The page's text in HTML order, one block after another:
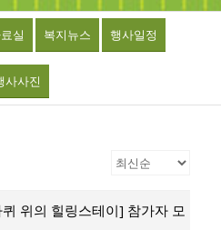
실 복지뉴스 행사일정
사사진
위의 힐링스테이] 참가자 모